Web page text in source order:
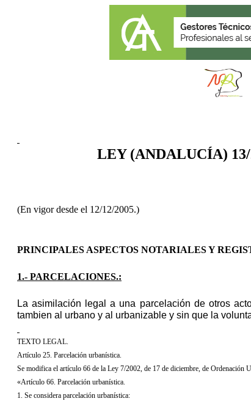
LEY (ANDALUCÍA) 13/
(En vigor desde el 12/12/2005.)
PRINCIPALES ASPECTOS NOTARIALES Y
1.- PARCELACIONES.:
La asimilación legal a una parcelación de otros
tambien al urbano y al urbanizable y  sin que la
TEXTO LEGAL.
Artículo 25. Parcelación urbanística.
Se modifica el artículo 66 de la Ley 7/2002, de 17 de diciembre, de Ordenación
«Artículo 66. Parcelación urbanística.
1. Se considera parcelación urbanística: